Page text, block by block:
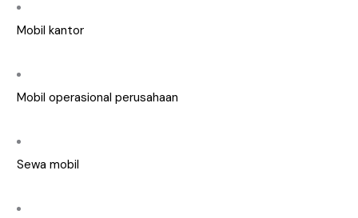
Mobil kantor
Mobil operasional perusahaan
Sewa mobil